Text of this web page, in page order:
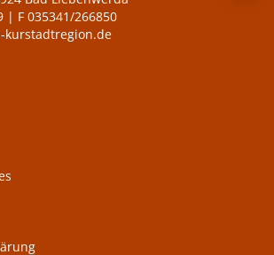
| F 035341/266850
kurstadtregion.de